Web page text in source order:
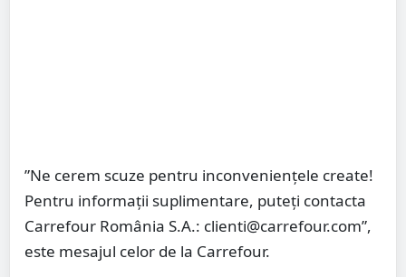
”Ne cerem scuze pentru inconveniențele create!
Pentru informații suplimentare, puteți contacta
Carrefour România S.A.: clienti@carrefour.com”,
este mesajul celor de la Carrefour.